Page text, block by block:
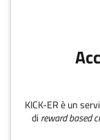
KICK-ER è un
di reward based